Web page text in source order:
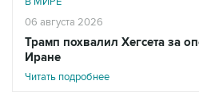
Трамп похвалил Хегсета за
Иране
Читать подробнее
"Он был зол из-за того,